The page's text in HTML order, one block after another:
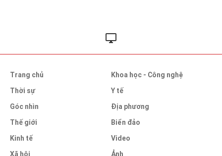
Trang chủ
Thời sự
Góc nhìn
Thế giới
Kinh tế
Xã hội
Khoa học - Công nghệ
Y tế
Địa phương
Biển đảo
Video
Ảnh